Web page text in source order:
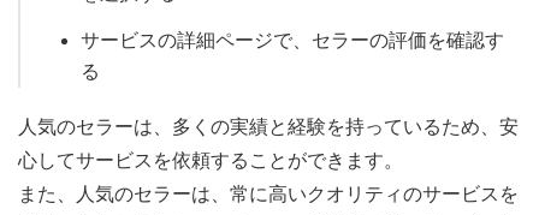
サービスの詳細ページで、セラーの評価を確認す
る
人気のセラーは、多くの実績と経験を持っているため、安
心してサービスを依頼することができます。
また、人気のセラーは、常に高いクオリティのサービスを